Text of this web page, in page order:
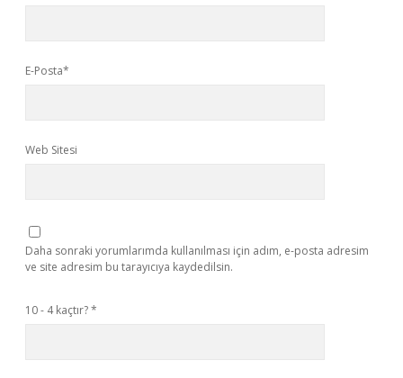
E-Posta*
Web Sitesi
Daha sonraki yorumlarımda kullanılması için adım, e-posta adresim
ve site adresim bu tarayıcıya kaydedilsin.
10 - 4 kaçtır?*